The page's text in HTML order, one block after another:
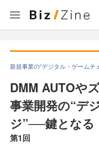
新規事業の“デジタル・ゲームチ
DMM AUTOや
事業開発の“デ
ジ”──鍵となる
第1回